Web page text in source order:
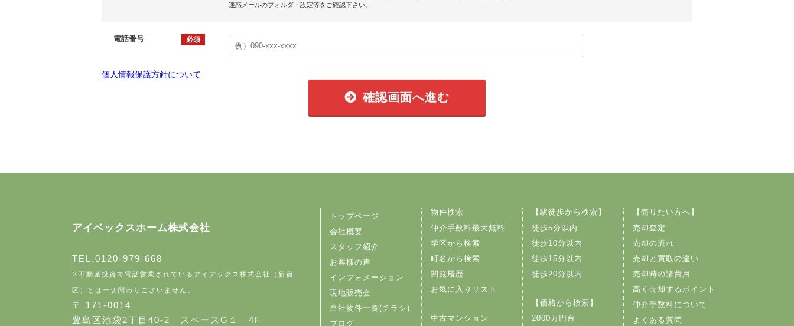
迷惑メールのフォルダ・設定等をご確認下さい。
電話番号 必須
個人情報保護方針について
確認画面へ進む
アイベックスホーム株式会社
TEL.0120-979-668
※不動産投資で電話営業されているアイデックス株式会社（新宿
区）とは一切関わりございません。
〒 171-0014
豊島区池袋2丁目40-2 スペースG１ 4F
トップページ
会社概要
スタッフ紹介
お客様の声
インフォメーション
現地販売会
自社物件一覧(チラシ)
ブログ
物件検索
仲介手数料最大無料
学区から検索
町名から検索
閲覧履歴
お気に入りリスト
中古マンション
【駅徒歩から検索】
徒歩5分以内
徒歩10分以内
徒歩15分以内
徒歩20分以内
【価格から検索】
2000万円台
【売りたい方へ】
売却査定
売却の流れ
売却と買取の違い
売却時の諸費用
高く売却するポイント
仲介手数料について
よくある質問